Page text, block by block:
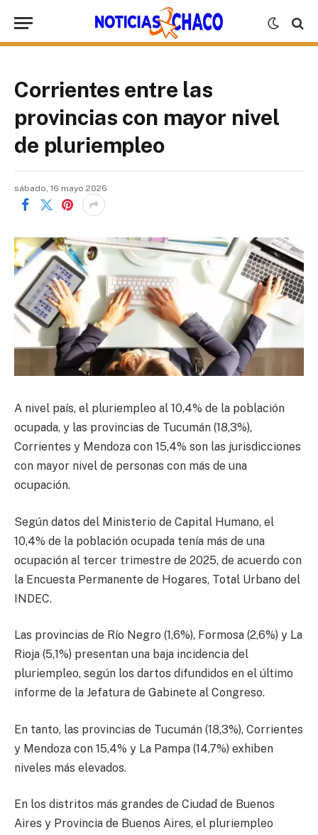
Corrientes entre las
provincias con mayor nivel
de pluriempleo
sábado, 16 mayo 2026
A nivel país, el pluriempleo al 10,4% de la población
ocupada, y las provincias de Tucumán (18,3%),
Corrientes y Mendoza con 15,4% son las jurisdicciones
con mayor nivel de personas con más de una
ocupación.
Según datos del Ministerio de Capital Humano, el
10,4% de la población ocupada tenía más de una
ocupación al tercer trimestre de 2025, de acuerdo con
la Encuesta Permanente de Hogares, Total Urbano del
INDEC.
Las provincias de Río Negro (1,6%), Formosa (2,6%) y La
Rioja (5,1%) presentan una baja incidencia del
pluriempleo, según los dartos difundidos en el último
informe de la Jefatura de Gabinete al Congreso.
En tanto, las provincias de Tucumán (18,3%), Corrientes
y Mendoza con 15,4% y La Pampa (14,7%) exhiben
niveles más elevados.
En los distritos más grandes de Ciudad de Buenos
Aires y Provincia de Buenos Aires, el pluriempleo